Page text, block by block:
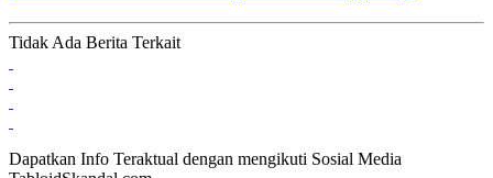
Tidak Ada Berita Terkait
Dapatkan Info Teraktual dengan mengikuti Sosial Media